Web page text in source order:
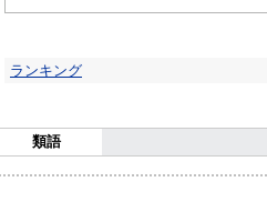
ランキング
類語